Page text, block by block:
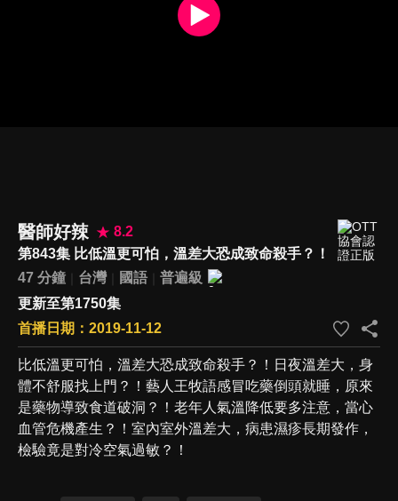
醫師好辣
8.2
第843集 比低溫更可怕，溫差大恐成致命殺手？！
47 分鐘
台灣 國語
普遍級
更新至第1750集
首播日期：2019-11-12
比低溫更可怕，溫差大恐成致命殺手？！日夜溫差大，身
體不舒服找上門？！藝人王牧語感冒吃藥倒頭就睡，原來
是藥物導致食道破洞？！老年人氣溫降低要多注意，當心
血管危機產生？！室內室外溫差大，病患濕疹長期發作，
檢驗竟是對冷空氣過敏？！